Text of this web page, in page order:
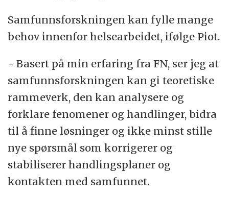
Samfunnsforskningen kan fylle mange
behov innenfor helsearbeidet, ifølge Piot.
- Basert på min erfaring fra FN, ser jeg at
samfunnsforskningen kan gi teoretiske
rammeverk, den kan analysere og
forklare fenomener og handlinger, bidra
til å finne løsninger og ikke minst stille
nye spørsmål som korrigerer og
stabiliserer handlingsplaner og
kontakten med samfunnet.